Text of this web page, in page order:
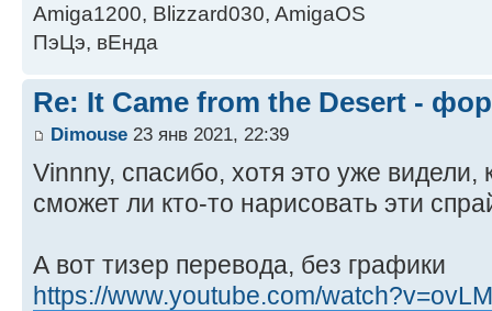
Amiga1200, Blizzard030, AmigaOS
ПэЦэ, вЕнда
Re: It Came from the Desert -
Dimouse 23 янв 2021, 22:39
Vinnny, спасибо, хотя это уже видели,
сможет ли кто-то нарисовать эти
А вот тизер перевода, без графики
https://www.youtube.com/